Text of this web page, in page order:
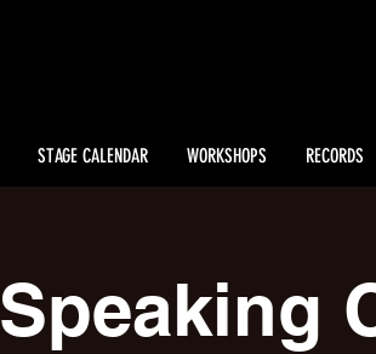
STAGE CALENDAR WORKSHOPS RECORDS
Speaking